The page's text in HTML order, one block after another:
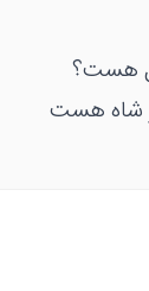
هست؟
شاه هست